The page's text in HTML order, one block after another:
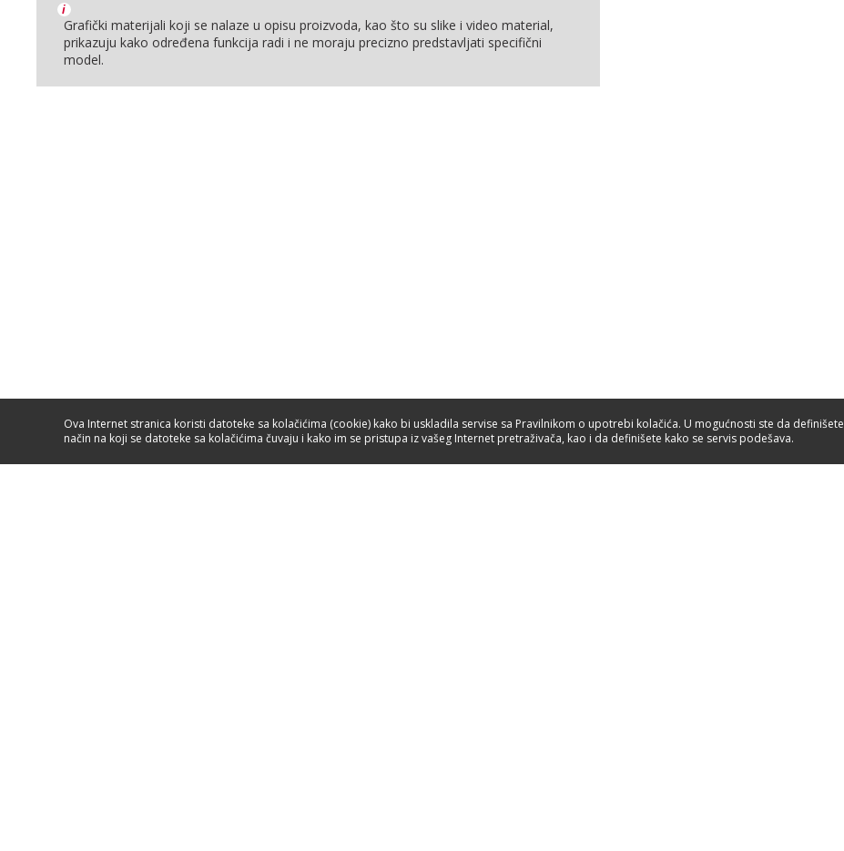
i
Grafički materijali koji se nalaze u opisu proizvoda, kao što su slike i video material,
prikazuju kako određena funkcija radi i ne moraju precizno predstavljati specifični
model.
Ova Internet stranica koristi datoteke sa kolačićima (cookie) kako bi uskladila servise sa Pravilnikom o upotrebi kolačića. U mogućnosti ste da definišete
način na koji se datoteke sa kolačićima čuvaju i kako im se pristupa iz vašeg Internet pretraživača, kao i da definišete kako se servis podešava.